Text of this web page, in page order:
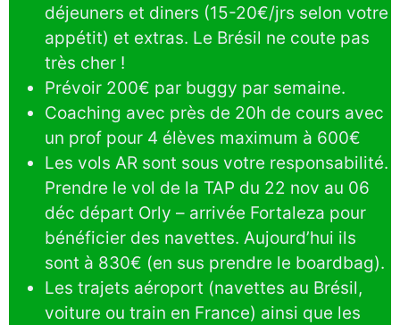
déjeuners et diners (15-20€/jrs selon votre
appétit) et extras. Le Brésil ne coute pas
très cher !
Prévoir 200€ par buggy par semaine.
Coaching avec près de 20h de cours avec
un prof pour 4 élèves maximum à 600€
Les vols AR sont sous votre responsabilité.
Prendre le vol de la TAP du 22 nov au 06
déc départ Orly – arrivée Fortaleza pour
bénéficier des navettes. Aujourd’hui ils
sont à 830€ (en sus prendre le boardbag).
Les trajets aéroport (navettes au Brésil,
voiture ou train en France) ainsi que les